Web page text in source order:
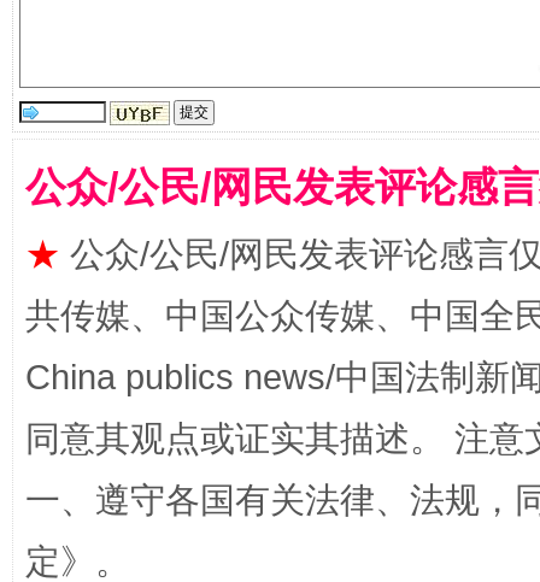
如何以同查同治破解风腐交织难题 养老服
公众/公民/网民发表评论感
★ 公众/公民/网民发表评论感言
共传媒、中国公众传媒、中国全
China publics news/中国法制新
同意其观点或证实其描述。 注
一、遵守各国有关法律、法规，
定》。